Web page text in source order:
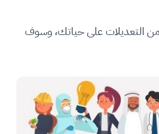
من التعديلات على حياتك، وسوف